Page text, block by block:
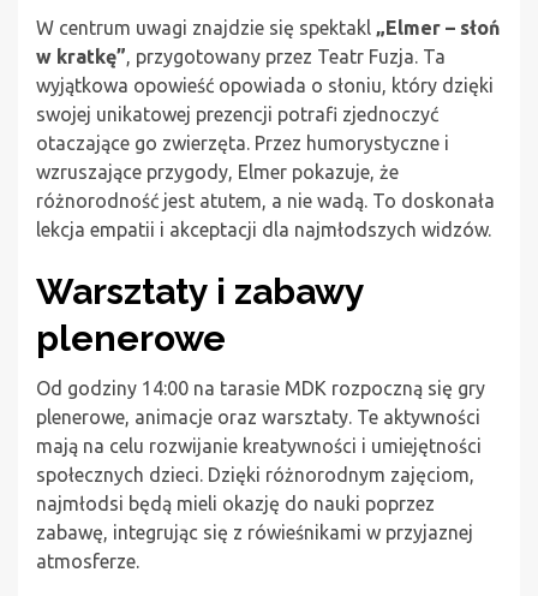
W centrum uwagi znajdzie się spektakl „Elmer – słoń
w kratkę”, przygotowany przez Teatr Fuzja. Ta
wyjątkowa opowieść opowiada o słoniu, który dzięki
swojej unikatowej prezencji potrafi zjednoczyć
otaczające go zwierzęta. Przez humorystyczne i
wzruszające przygody, Elmer pokazuje, że
różnorodność jest atutem, a nie wadą. To doskonała
lekcja empatii i akceptacji dla najmłodszych widzów.
Warsztaty i zabawy
plenerowe
Od godziny 14:00 na tarasie MDK rozpoczną się gry
plenerowe, animacje oraz warsztaty. Te aktywności
mają na celu rozwijanie kreatywności i umiejętności
społecznych dzieci. Dzięki różnorodnym zajęciom,
najmłodsi będą mieli okazję do nauki poprzez
zabawę, integrując się z rówieśnikami w przyjaznej
atmosferze.